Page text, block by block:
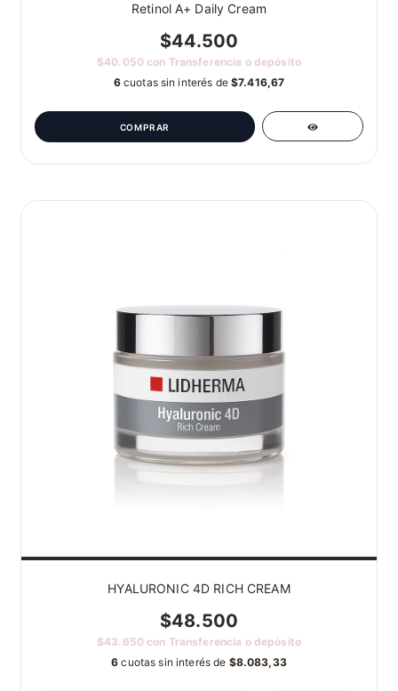
Retinol A+ Daily Cream
$44.500
$40.050con Transferencia o depósito
6 cuotas sin interés de$7.416,67
HYALURONIC 4D RICH CREAM
$48.500
$43.650con Transferencia o depósito
6 cuotas sin interés de $8.083,33